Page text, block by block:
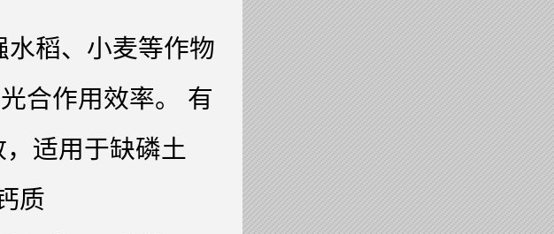
稻、小麦等作物
合作用效率。 有
适用于缺磷土
质